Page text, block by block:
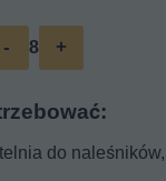
- 8 +
do